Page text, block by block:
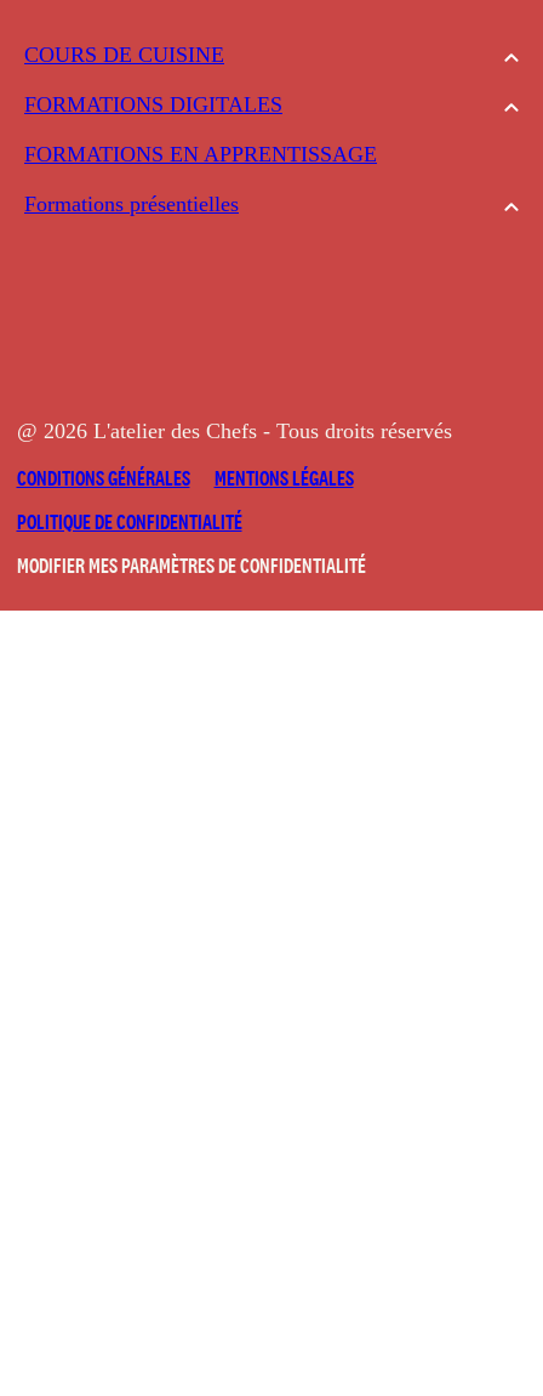
COURS DE CUISINE
FORMATIONS DIGITALES
FORMATIONS EN APPRENTISSAGE
Formations présentielles
@ 2026 L'atelier des Chefs - Tous droits réservés
CONDITIONS GÉNÉRALES
MENTIONS LÉGALES
POLITIQUE DE CONFIDENTIALITÉ
MODIFIER MES PARAMÈTRES DE CONFIDENTIALITÉ